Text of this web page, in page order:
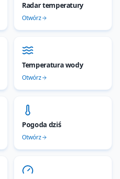
Radar temperatury
Otwórz
Temperatura wody
Otwórz
Pogoda dziś
Otwórz